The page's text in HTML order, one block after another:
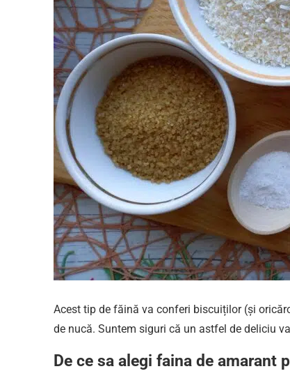
Acest tip de făină va conferi biscuiților (și
de nucă. Suntem siguri că un astfel de deliciu
De ce sa alegi faina de amarant